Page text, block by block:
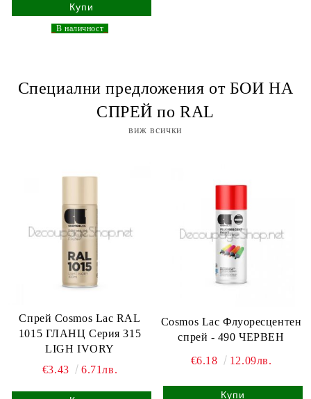
В наличност
Специални предложения от БОИ НА
СПРЕЙ по RAL
виж всички
Спрей Cosmos Lac RAL
1015 ГЛАНЦ Серия 315
LIGH IVORY
€3.43
6.71лв.
Cosmos Lac Флуоресцентен
спрей - 490 ЧЕРВЕН
€6.18 12.09лв.